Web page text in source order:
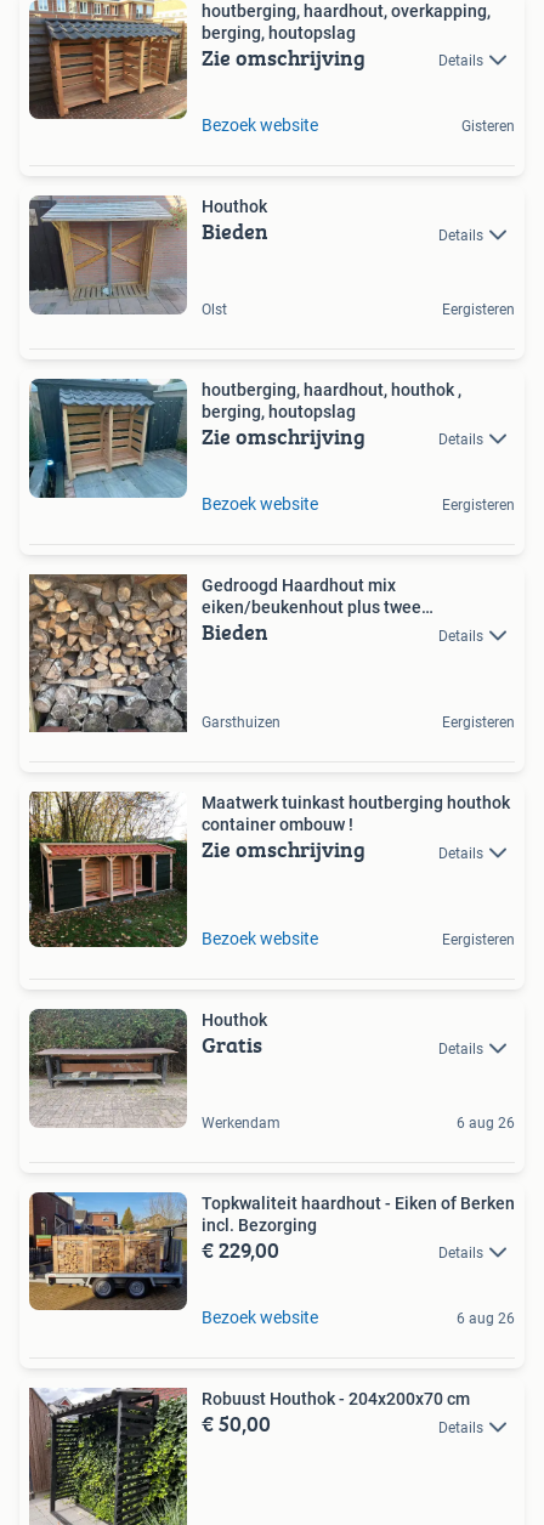
houtberging, haardhout, overkapping,
berging, houtopslag
Zie omschrijving Details
Bezoek website Gisteren
Houthok
Bieden Details
Olst Eergisteren
houtberging, haardhout, houthok ,
berging, houtopslag
Zie omschrijving Details
Bezoek website Eergisteren
Gedroogd Haardhout mix
eiken/beukenhout plus twee
houthokken
Bieden Details
Garsthuizen Eergisteren
Maatwerk tuinkast houtberging houthok
container ombouw !
Zie omschrijving Details
Bezoek website Eergisteren
Houthok
Gratis Details
Werkendam 6 aug 26
Topkwaliteit haardhout - Eiken of Berken
incl. Bezorging
€ 229,00 Details
Bezoek website 6 aug 26
Robuust Houthok - 204x200x70 cm
€ 50,00 Details